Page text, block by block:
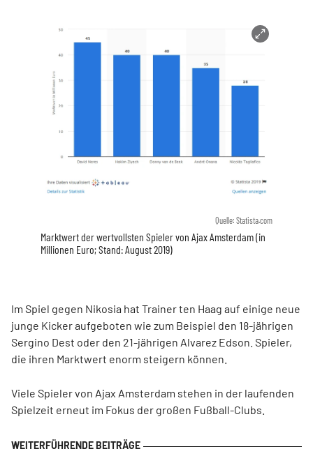
Quelle: Statista.com
Marktwert der wertvollsten Spieler von Ajax Amsterdam (in
Millionen Euro; Stand: August 2019)
Im Spiel gegen Nikosia hat Trainer ten Haag auf einige neue
junge Kicker aufgeboten wie zum Beispiel den 18-jährigen
Sergino Dest oder den 21-jährigen Alvarez Edson. Spieler,
die ihren Marktwert enorm steigern können.
Viele Spieler von Ajax Amsterdam stehen in der laufenden
Spielzeit erneut im Fokus der großen Fußball-Clubs.